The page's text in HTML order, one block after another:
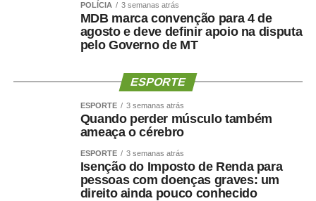
Ao encerrar a fala, Jayme voltou a afirmar que o grupo
enfrentará uma estrutura política e econômica robusta nas
eleições de 2026, mas demonstrou confiança na vitória
poderio econômico. Mas tenho a convicção de que
Wellington será nosso futuro governador e Janaína nossa
POLÍCIA 3 semanas atrás
MDB marca convenção para 4 de
agosto e deve definir apoio na disputa
pelo Governo de MT
ESPORTE
ESPORTE 3 semanas atrás
Quando perder músculo também
ameaça o cérebro
ESPORTE 3 semanas atrás
Isenção do Imposto de Renda para
pessoas com doenças graves: um
direito ainda pouco conhecido